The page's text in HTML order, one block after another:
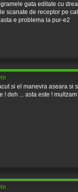
gata editate cu
scanate de receptor pe
e problema la pur-e2
si el manevra aseara si
! deh ... asta este !